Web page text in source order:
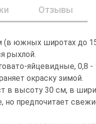
Отзывы
(в южных широтах до
рыхлой.
яйцевидные, 0,8 -
окраску зимой.
в высоту 30 см, в
предпочитает